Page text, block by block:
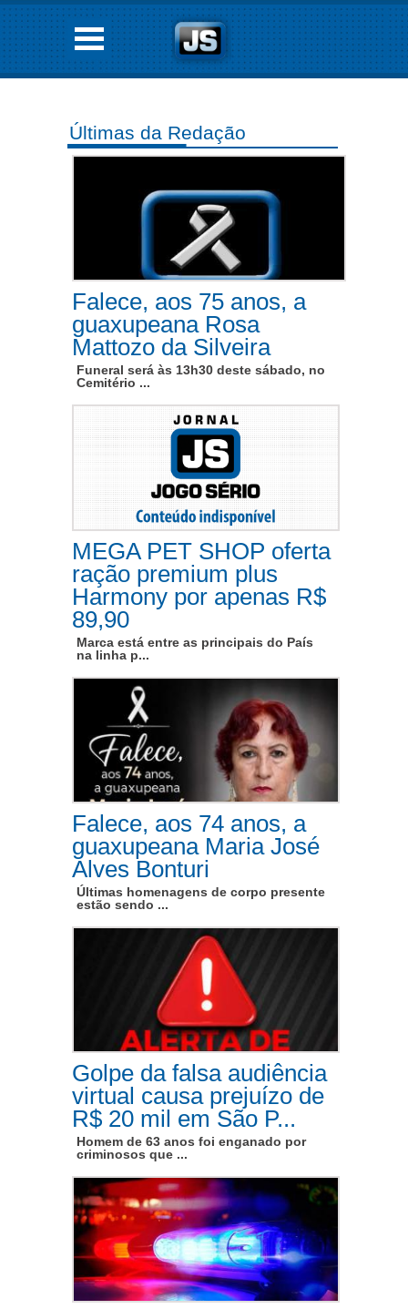
Últimas da Redação
Falece, aos 75 anos, a
guaxupeana Rosa
Mattozo da Silveira
Funeral será às 13h30 deste sábado, no
Cemitério ...
MEGA PET SHOP oferta
ração premium plus
Harmony por apenas R$
89,90
Marca está entre as principais do País
na linha p...
Falece, aos 74 anos, a
guaxupeana Maria José
Alves Bonturi
Últimas homenagens de corpo presente
estão sendo ...
Golpe da falsa audiência
virtual causa prejuízo de
R$ 20 mil em São P...
Homem de 63 anos foi enganado por
criminosos que ...